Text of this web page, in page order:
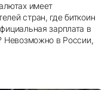
имеет
стран, где биткоин
зарплата в
Невозможно в России,